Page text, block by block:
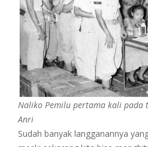
Naliko Pemilu pertama kali pada
Anri
Sudah banyak langganannya